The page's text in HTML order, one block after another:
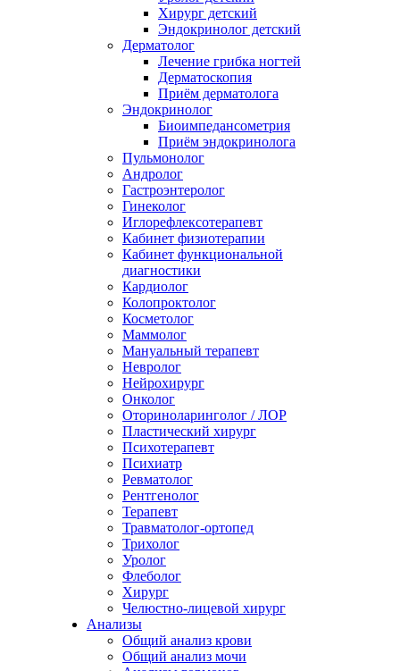
Хирург детский
Эндокринолог детский
Дерматолог
Лечение грибка ногтей
Дерматоскопия
Приём дерматолога
Эндокринолог
Биоимпедансометрия
Приём эндокринолога
Пульмонолог
Андролог
Гастроэнтеролог
Гинеколог
Иглорефлексотерапевт
Кабинет физиотерапии
Кабинет функциональной
диагностики
Кардиолог
Колопроктолог
Косметолог
Маммолог
Мануальный терапевт
Невролог
Нейрохирург
Онколог
Оториноларинголог / ЛОР
Пластический хирург
Психотерапевт
Психиатр
Ревматолог
Рентгенолог
Терапевт
Травматолог-ортопед
Трихолог
Уролог
Флеболог
Хирург
Челюстно-лицевой хирург
Анализы
Общий анализ крови
Общий анализ мочи